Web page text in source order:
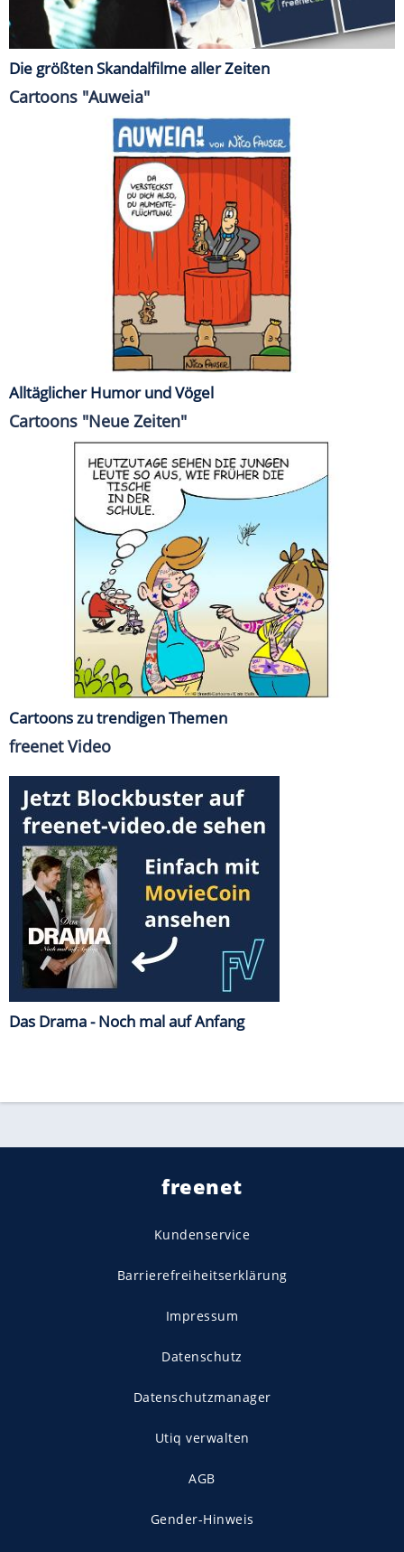
Die größten Skandalfilme aller Zeiten
Cartoons "Auweia"
Alltäglicher Humor und Vögel
Cartoons "Neue Zeiten"
Cartoons zu trendigen Themen
freenet Video
Das Drama - Noch mal auf Anfang
freenet
Kundenservice
Barrierefreiheitserklärung
Impressum
Datenschutz
Datenschutzmanager
Utiq verwalten
AGB
Gender-Hinweis